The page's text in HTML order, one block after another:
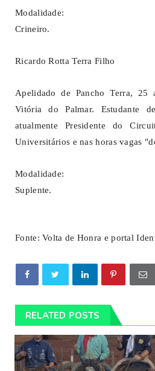
Modalidade:
Crineiro.
Ricardo Rotta Terra Filho
Apelidado de Pancho Terra, 25
Vitória do Palmar. Estudante
atualmente Presidente do
Universitários e nas horas vagas
Modalidade:
Suplente.
Fonte: Volta de Honra e portal
RELATED POSTS